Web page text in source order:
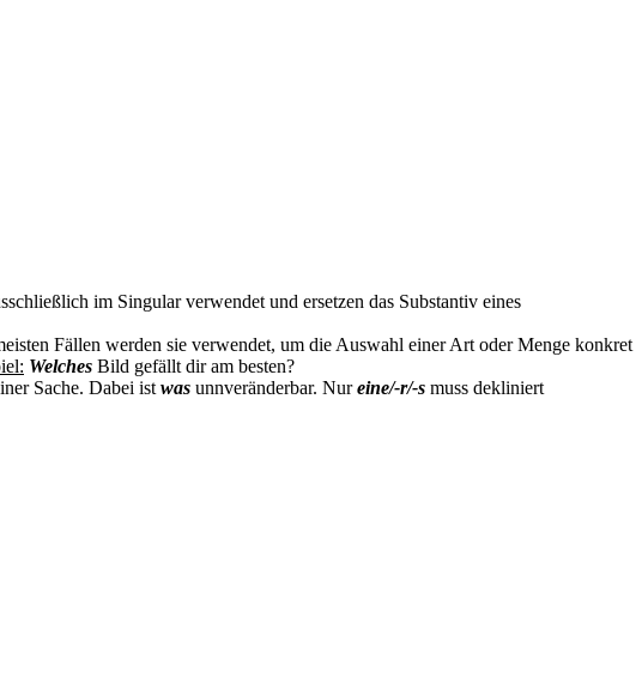
im Singular verwendet und ersetzen das Substantiv eines
Fällen werden sie verwendet, um die Auswahl einer Art oder Menge konkret
Welches Bild gefällt dir am besten?
Sache. Dabei ist was unnveränderbar. Nureine/-r/-s muss dekliniert